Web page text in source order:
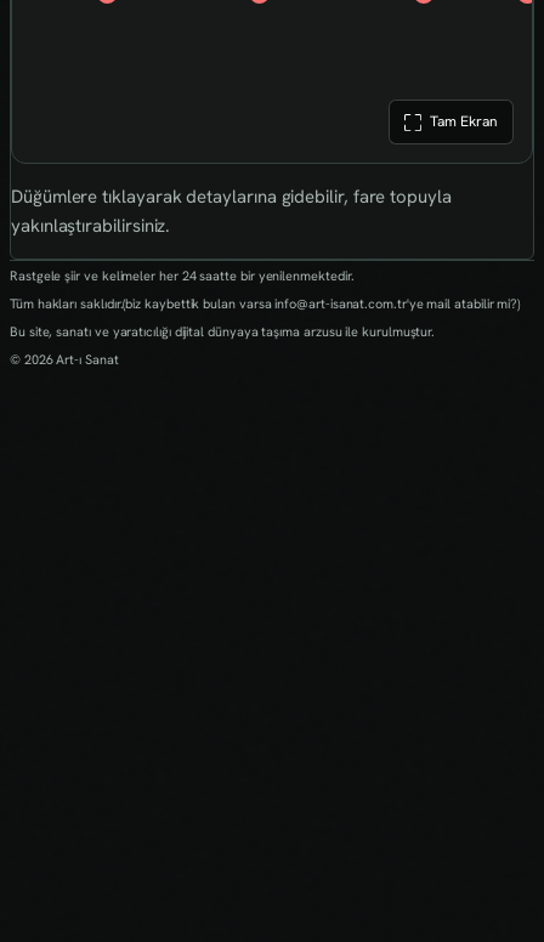
Tam Ekran
Düğümlere tıklayarak detaylarına gidebilir, fare topuyla
yakınlaştırabilirsiniz.
Rastgele şiir ve kelimeler her 24 saatte bir yenilenmektedir.
Tüm hakları saklıdır.(biz kaybettik bulan varsa info@art-isanat.com.tr'ye mail atabilir mi?)
Bu site, sanatı ve yaratıcılığı dijital dünyaya taşıma arzusu ile kurulmuştur.
© 2026 Art-ı Sanat